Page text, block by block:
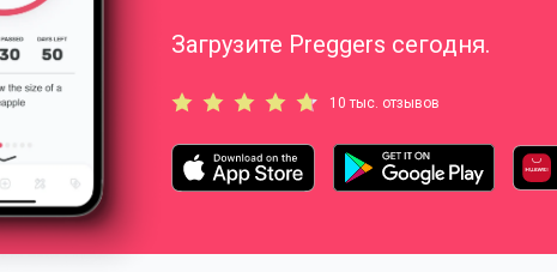
Загрузите Preggers сегодня.
10 тыс. отзывов